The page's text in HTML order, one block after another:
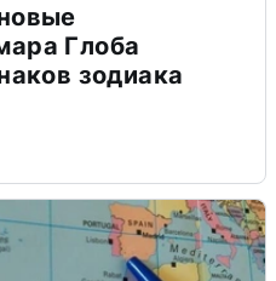
Глоба
зодиака